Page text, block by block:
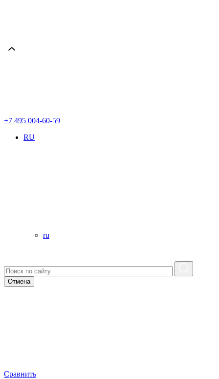
+7 495 004-60-59
RU
ru
Отмена
Сравнить